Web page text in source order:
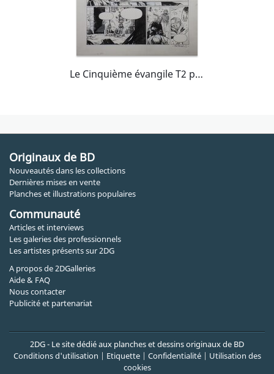
Le Cinquième évangile T2 p16
Originaux de BD
Nouveautés dans les collections
Dernières mises en vente
Planches et illustrations populaires
Communauté
Articles et interviews
Les galeries des professionnels
Les artistes présents sur 2DG
A propos de 2DGalleries
Aide & FAQ
Nous contacter
Publicité et partenariat
2DG - Le site dédié aux planches et dessins originaux de BD
Conditions d'utilisation | Etiquette| Confidentialité| Utilisation des
cookies